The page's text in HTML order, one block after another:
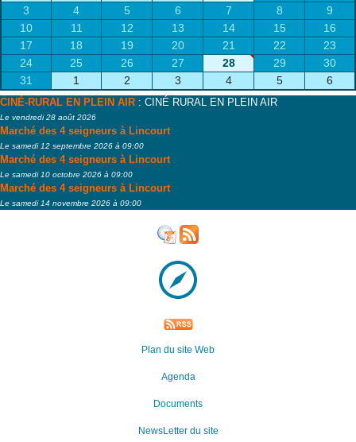
3
4 5 6 7 8
9
10
11 12 13 14 15
16
17
18 19 20 21 22
23
24
25 26 27 28 29
30
31
1 2 3 4 5 6
CINÉ-RURAL EN PLEIN AIR : CINÉ RURAL EN PLEIN AIR
Le vendredi 28 août 2026
Marché des 4 seigneurs à Lincourt
Le samedi 12 septembre 2026 à 09:00
Marché des 4 seigneurs à Lincourt
Le samedi 10 octobre 2026 à 09:00
Marché des 4 seigneurs à Lincourt
Le samedi 14 novembre 2026 à 09:00
Plan du site Web
Agenda
Documents
NewsLetter du site